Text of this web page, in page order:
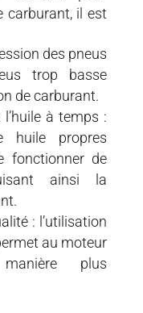
carburant, il est
des pneus
trop basse
de carburant.
à temps :
propres
fonctionner de
ainsi la
: l’utilisation
au moteur
plus